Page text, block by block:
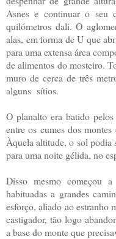
Asnes e continuar o seu
quilómetros dali. O
alas, em forma de U que
para uma extensa área
de alimentos do mosteiro.
muro de cerca de três
alguns sítios.
O planalto era batido
entre os cumes dos
Àquela altitude, o sol podia
para uma noite gélida, no
Disso mesmo começou
habituadas a grandes
esforço, aliado ao estranho
castigador, tão logo
a base do monte que